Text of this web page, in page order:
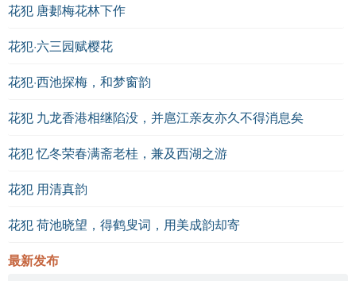
花犯 唐郪梅花林下作
花犯·六三园赋樱花
花犯·西池探梅，和梦窗韵
花犯 九龙香港相继陷没，并扈江亲友亦久不得消息矣
花犯 忆冬荣春满斋老桂，兼及西湖之游
花犯 用清真韵
花犯 荷池晓望，得鹤叟词，用美成韵却寄
最新发布